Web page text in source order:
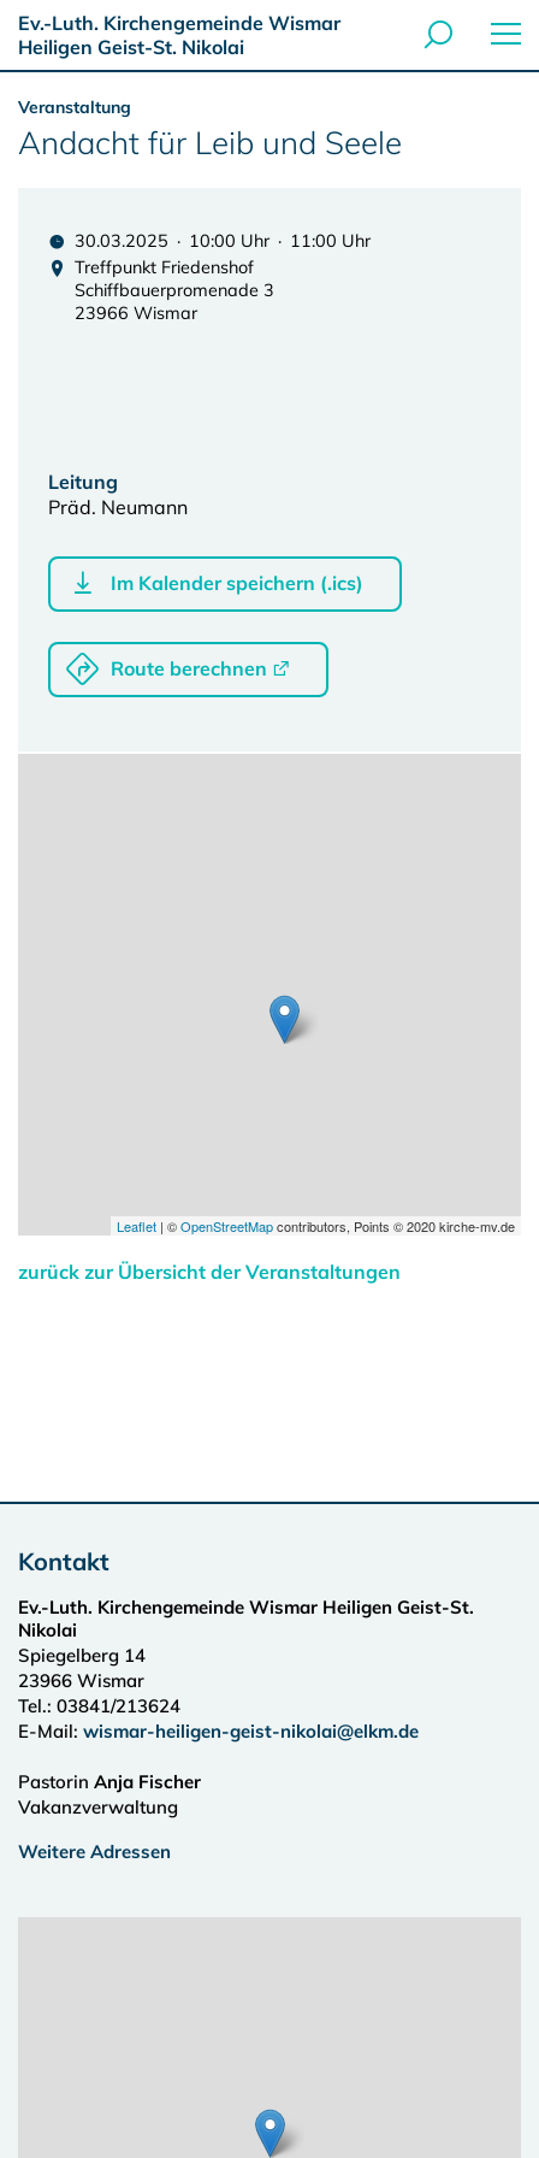
Ev.-Luth. Kirchengemeinde Wismar
Heiligen Geist-St. Nikolai
Veranstaltung
Andacht für Leib und Seele
30.03.2025 · 10:00 Uhr · 11:00 Uhr
Treffpunkt Friedenshof
Schiffbauerpromenade 3
23966 Wismar
Leitung
Präd. Neumann
Im Kalender speichern (.ics)
Route berechnen
Leaflet | ©OpenStreetMapcontributors, Points © 2020 kirche-mv.de
zurück zur Übersicht der Veranstaltungen
Kontakt
Ev.-Luth. Kirchengemeinde Wismar Heiligen Geist-St.
Nikolai
Spiegelberg 14
23966 Wismar
Tel.: 03841/213624
E-Mail: wismar-heiligen-geist-nikolai@elkm.de
Pastorin Anja Fischer
Vakanzverwaltung
Weitere Adressen